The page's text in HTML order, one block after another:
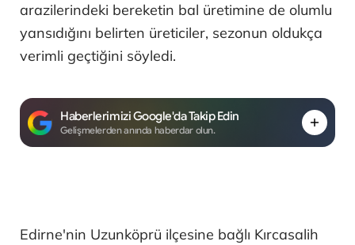
arazilerindeki bereketin bal üretimine de olumlu
yansıdığını belirten üreticiler, sezonun oldukça
verimli geçtiğini söyledi.
Haberlerimizi Google'da Takip Edin
Gelişmelerden anında haberdar olun.
Edirne'nin Uzunköprü ilçesine bağlı Kırcasalih